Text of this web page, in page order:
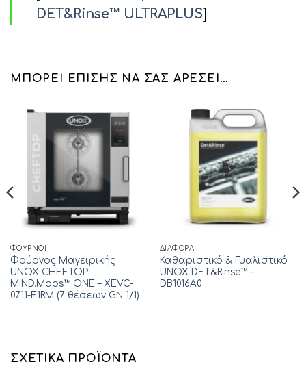
DET&Rinse™ ULTRAPLUS]
ΜΠΟΡΕΊ ΕΠΊΣΗΣ ΝΑ ΣΑΣ ΑΡΈΣΕΙ…
ΦΟΎΡΝΟΙ
Φούρνος Μαγειρικής
UNOX CHEFTOP
MIND.Maps™ ONE – XEVC-
0711-E1RM (7 θέσεων GN 1/1)
ΔΙΆΦΟΡΑ
Καθαριστικό & Γυαλιστικό
UNOX DET&Rinse™ –
DB1016A0
ΣΧΕΤΙΚΆ ΠΡΟΪΌΝΤΑ